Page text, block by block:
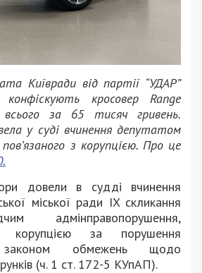
Київради від партії “УДАР”
конфіскують кросовер Range
всього за 65 тисяч гривень.
у суді вчинення депутатом
з корупцією. Про це
довели в судді вчинення
міської ради IX скликання
адмінправопорушення,
корупцією за порушення
законом обмежень щодо
(ч. 1 ст. 172-5 КУпАП).